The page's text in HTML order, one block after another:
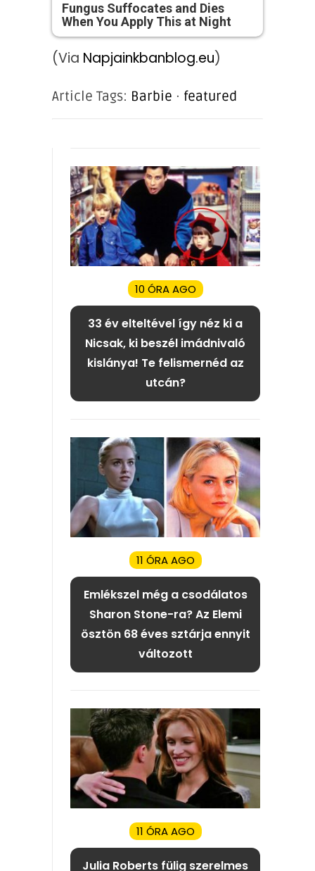
Fungus Suffocates and Dies
When You Apply This at Night
(Via Napjainkbanblog.eu)
Article Tags: Barbie · featured
10 ÓRA AGO
33 év elteltével így néz ki a
Nicsak, ki beszél imádnivaló
kislánya! Te felismernéd az
utcán?
11 ÓRA AGO
Emlékszel még a csodálatos
Sharon Stone-ra? Az Elemi
ösztön 68 éves sztárja ennyit
változott
11 ÓRA AGO
Julia Roberts fülig szerelmes